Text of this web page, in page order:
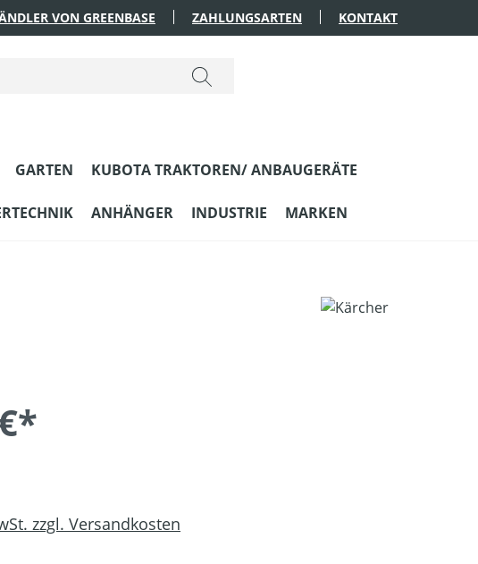
VON GREENBASE ZAHLUNGSARTEN KONTAKT
GARTEN KUBOTA TRAKTOREN/ ANBAUGERÄTE
ANHÄNGER INDUSTRIE MARKEN
zzgl. Versandkosten